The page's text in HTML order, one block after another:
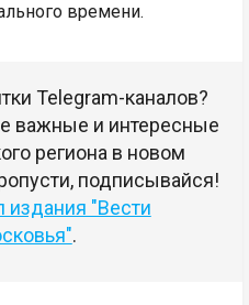
времени.
Telegram-каналов?
важные и интересные
региона в новом
подписывайся!
издания "Вести
.